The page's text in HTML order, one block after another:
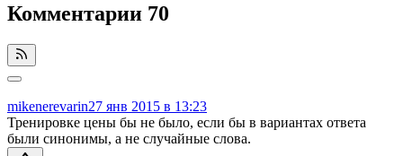
Комментарии 70
mikenerevarin27 янв 2015 в 13:23
Тренировке цены бы не было, если бы в вариантах ответа
были синонимы, а не случайные слова.